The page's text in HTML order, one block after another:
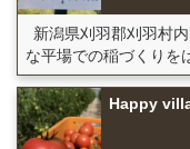
新潟県刈羽郡刈羽村
な平場での稲づくりを
Happy